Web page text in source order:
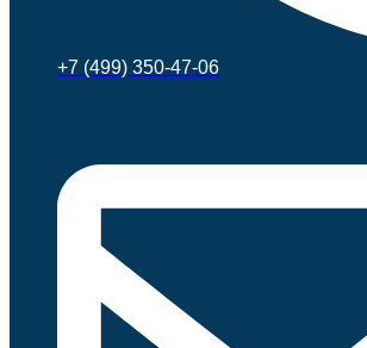
+7 (499) 350-47-06